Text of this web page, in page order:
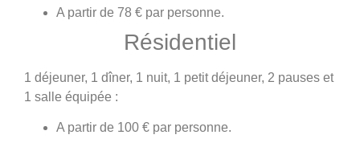
A partir de 78 € par personne.
Résidentiel
1 déjeuner, 1 dîner, 1 nuit, 1 petit déjeuner, 2 pauses et
1 salle équipée :
A partir de 100 € par personne.